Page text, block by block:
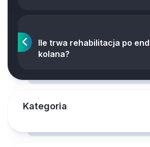
Ile trwa rehabilitacja po
kolana?
Kategoria